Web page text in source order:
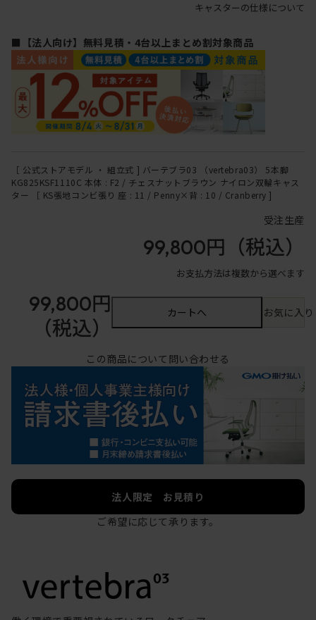
キャスターの仕様について
■【法人向け】無料見積・4台以上まとめ割対象商品
［ 公式ストアモデル ・ 組立式 ] バーテブラ03 （vertebra03） 5本脚
KG825KSF1110C 本体 : F2 / チェスナットブラウン ナイロン双輪キャス
ター ［ KS張地コンビ張り 座 : 11 / Penny×背 : 10 / Cranberry ]
受注生産
99,800円 （税込）
お支払方法は複数から選べます
99,800円
（税込）
カートへ お気に入
この商品について問い合わせる
法人限定 お見積り
ご希望に応じて承ります。